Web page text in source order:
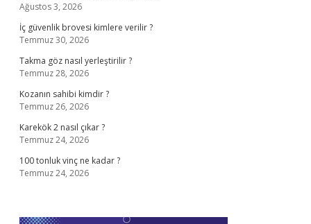
Ağustos 3, 2026
İç güvenlik brovesi kimlere verilir ?
Temmuz 30, 2026
Takma göz nasıl yerleştirilir ?
Temmuz 28, 2026
Kozanın sahibi kimdir ?
Temmuz 26, 2026
Karekök 2 nasıl çıkar ?
Temmuz 24, 2026
100 tonluk vinç ne kadar ?
Temmuz 24, 2026